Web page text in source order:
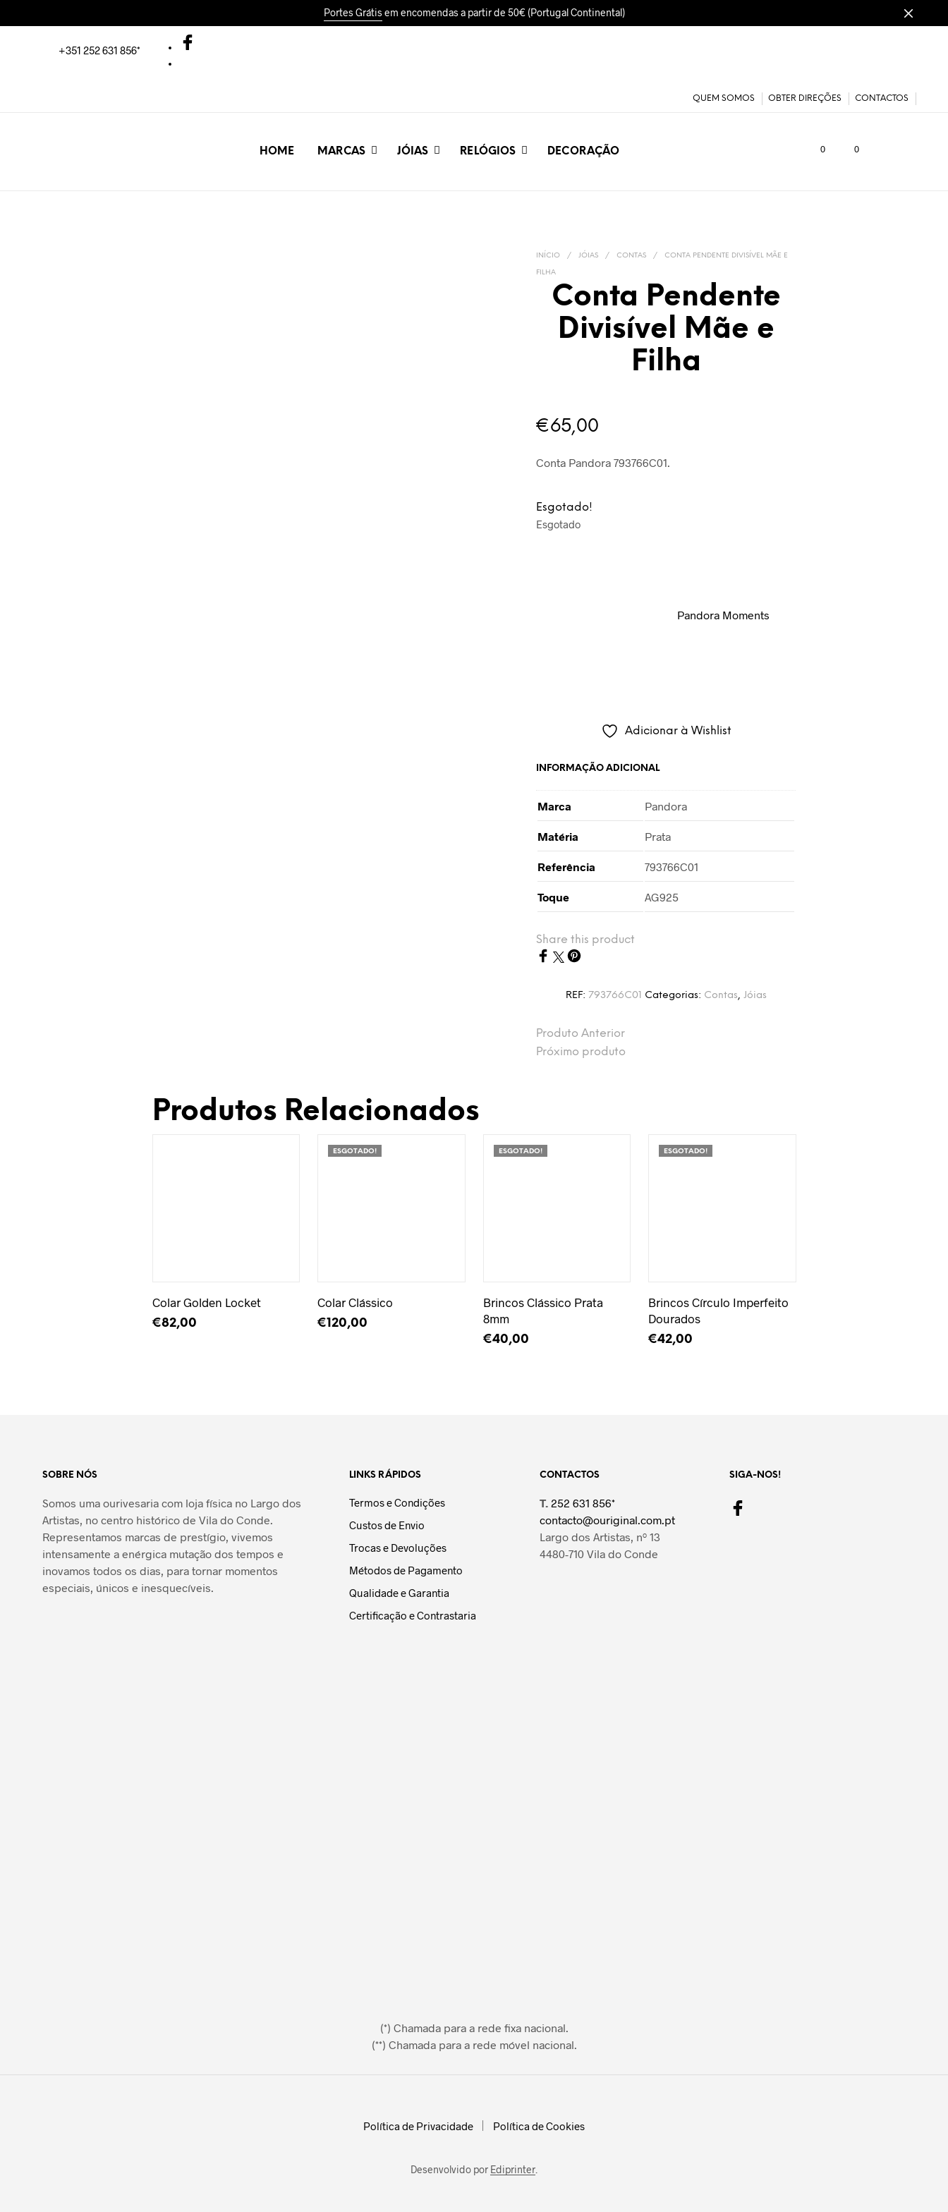
Portes Grátisem encomendas a partir de 50€ (Portugal Continental)
+351 252 631 856*
QUEM SOMOS OBTER DIREÇÕES CONTACTOS
HOME MARCAS JÓIAS RELÓGIOS DECORAÇÃO 0 0
INÍCIO / JÓIAS / CONTAS / CONTA PENDENTE DIVISÍVEL MÃE E
FILHA
Conta Pendente
Divisível Mãe e
Filha
€65,00
Conta Pandora 793766C01.
Esgotado!
Esgotado
Pandora Moments
Adicionar à Wishlist
INFORMAÇÃO ADICIONAL
Marca Pandora
Matéria Prata
Referência 793766C01
Toque AG925
Share this product
REF: 793766C01 Categorias: Contas, Jóias
Produto Anterior
Próximo produto
Produtos Relacionados
Colar Golden Locket
€82,00
ESGOTADO!
Colar Clássico
€120,00
ESGOTADO!
Brincos Clássico Prata
8mm
€40,00
ESGOTADO!
Brincos Círculo Imperfeito
Dourados
€42,00
SOBRE NÓS
Somos uma ourivesaria com loja física no Largo dos
Artistas, no centro histórico de Vila do Conde.
Representamos marcas de prestígio, vivemos
intensamente a enérgica mutação dos tempos e
inovamos todos os dias, para tornar momentos
especiais, únicos e inesquecíveis.
LINKS RÁPIDOS
Termos e Condições
Custos de Envio
Trocas e Devoluções
Métodos de Pagamento
Qualidade e Garantia
Certificação e Contrastaria
CONTACTOS
T. 252 631 856*
contacto@ouriginal.com.pt
Largo dos Artistas, nº 13
4480-710 Vila do Conde
SIGA-NOS!
(*) Chamada para a rede fixa nacional.
(**) Chamada para a rede móvel nacional.
Política de Privacidade Política de Cookies
Desenvolvido por Ediprinter